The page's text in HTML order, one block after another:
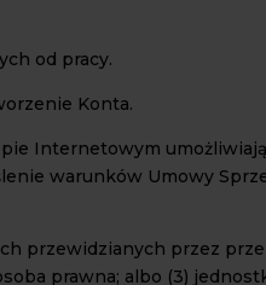
od pracy.
Konta.
Internetowym
warunków Umowy
przewidzianych przez
prawna; albo (3)